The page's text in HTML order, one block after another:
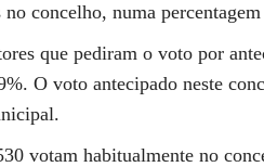
concelho, numa
que pediram o voto por
O voto antecipado neste
votam habitualmente no